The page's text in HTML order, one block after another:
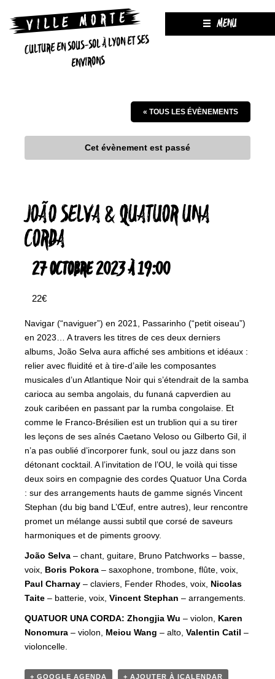
CULTURE EN SOUS-SOL À LYON ET SES
ENVIRONS
MENU
« TOUS LES ÉVÈNEMENTS
Cet évènement est passé
JOÃO SELVA & QUATUOR UNA
CORDA
27 OCTOBRE 2023 À 19:00
22€
Navigar (“naviguer”) en 2021, Passarinho (“petit oiseau”)
en 2023… A travers les titres de ces deux derniers
albums, João Selva aura affiché ses ambitions et idéaux :
relier avec fluidité et à tire-d’aile les composantes
musicales d’un Atlantique Noir qui s’étendrait de la samba
carioca au semba angolais, du funaná capverdien au
zouk caribéen en passant par la rumba congolaise. Et
comme le Franco-Brésilien est un trublion qui a su tirer
les leçons de ses aînés Caetano Veloso ou Gilberto Gil, il
n’a pas oublié d’incorporer funk, soul ou jazz dans son
détonant cocktail. A l’invitation de l’OU, le voilà qui tisse
deux soirs en compagnie des cordes Quatuor Una Corda
: sur des arrangements hauts de gamme signés Vincent
Stephan (du big band L’Œuf, entre autres), leur rencontre
promet un mélange aussi subtil que corsé de saveurs
harmoniques et de piments groovy.
João Selva – chant, guitare, Bruno Patchworks – basse,
voix, Boris Pokora – saxophone, trombone, flûte, voix,
Paul Charnay – claviers, Fender Rhodes, voix, Nicolas
Taite – batterie, voix, Vincent Stephan – arrangements.
QUATUOR UNA CORDA: Zhongjia Wu – violon, Karen
Nonomura – violon, Meiou Wang – alto, Valentin Catil –
violoncelle.
+ GOOGLE AGENDA + AJOUTER À ICALENDAR